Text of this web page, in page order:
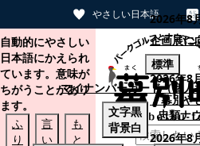
やさしい日本語
本文へスキップする
自動的にやさしい
日本語にかえられ
ています。意味が
ちがうことがあり
ます。
ふ
り
言
い
も
と
2026年8
企画展に
2026年8
「幕別や
2026年8
マイナンバーカード（個人
忠類ナ
標準
文字黒
背景白